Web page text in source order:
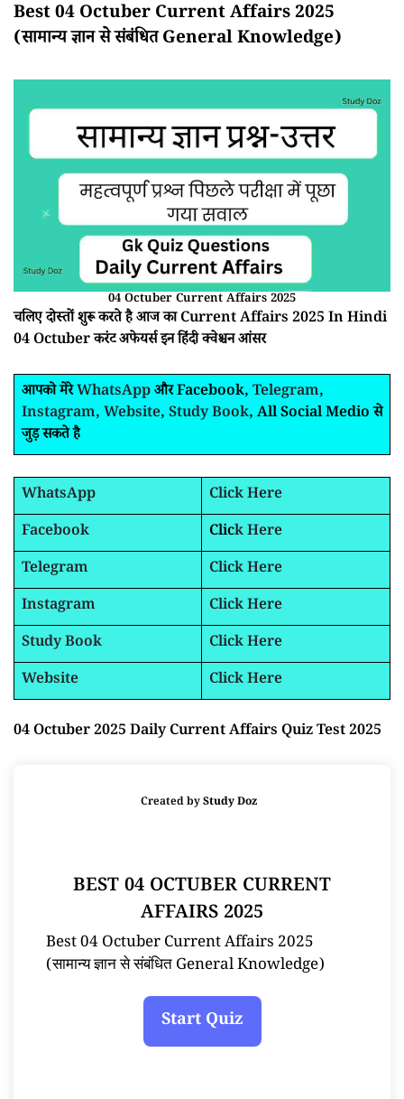
Best 04 Octuber Current Affairs 2025
(सामान्य ज्ञान से संबंधित General Knowledge)
04 Octuber Current Affairs 2025
चलिए दोस्तों शुरू करते है आज का Current Affairs 2025 In Hindi
04 Octuber करंट अफेयर्स इन हिंदी क्वेश्चन आंसर
आपको मेरेWhatsAppऔर Facebook, Telegram,
Instagram, Website, Study Book, All Social Medio से
जुड़ सकते है
WhatsApp
Click Here
Facebook
Click Here
Telegram
Click Here
Instagram
Click Here
Study Book
Click Here
Website
Click Here
04 Octuber 2025 Daily Current Affairs Quiz Test 2025
Created byStudy Doz
BEST 04 OCTUBER CURRENT
AFFAIRS 2025
Best 04 Octuber Current Affairs 2025
(सामान्य ज्ञान से संबंधित General Knowledge)